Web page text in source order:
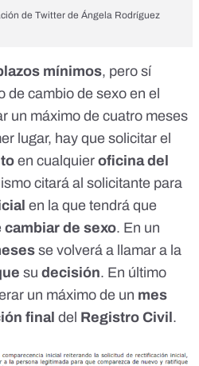
de Twitter de Ángela Rodríguez
mínimos, pero sí
de cambio de sexo en el
un máximo de cuatro meses
lugar, hay que solicitar el
en cualquier oficina del
citará al solicitante para
en la que tendrá que
cambiar de sexo. En un
se volverá a llamar a la
su decisión. En último
un máximo de un mes
final del Registro Civil .